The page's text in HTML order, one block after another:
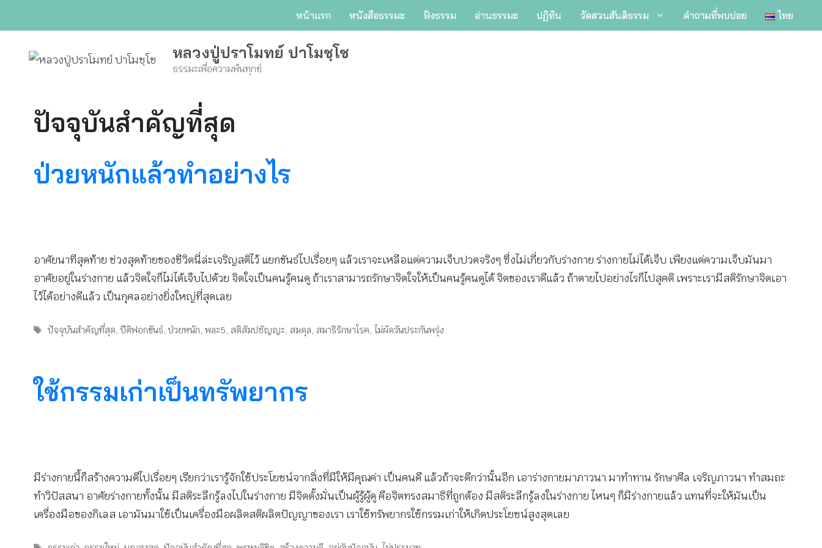
หน้าแรก หนังสือธรรมะ ฟังธรรม อ่านธรรมะ ปฏิทิน วัดสวนสันติธรรม คำถามที่พบบ่อย ไทย
หลวงปู่ปราโมทย์ ปาโมชฺโช
ธรรมะเพื่อความพ้นทุกข์
ปัจจุบันสำคัญที่สุด
ป่วยหนักแล้วทำอย่างไร
อาศัยนาทีสุดท้าย ช่วงสุดท้ายของชีวิตนี่ล่ะเจริญสติไว้ แยกขันธ์ไปเรื่อยๆ แล้วเราจะเหลือแต่ความเจ็บปวดจริงๆ ซึ่งไม่เกี่ยวกับร่างกาย ร่างกายไม่ได้เจ็บ เพียงแต่ความเจ็บมันมา
อาศัยอยู่ในร่างกาย แล้วจิตใจก็ไม่ได้เจ็บไปด้วย จิตใจเป็นคนรู้คนดู ถ้าเราสามารถรักษาจิตใจให้เป็นคนรู้คนดูได้ จิตของเราดีแล้ว ถ้าตายไปอย่างไรก็ไปสุคติ เพราะเรามีสติรักษาจิตเอา
ไว้ได้อย่างดีแล้ว เป็นกุศลอย่างยิ่งใหญ่ที่สุดเลย
Tags
ปัจจุบันสำคัญที่สุด,ปีติฟอกขันธ์,ป่วยหนัก,พละ5, สติสัมปชัญญะ, สมดุล, สมาธิรักษาโรค, ไม่ผัดวันประกันพรุ่ง
ใช้กรรมเก่าเป็นทรัพยากร
มีร่างกายนี้ก็สร้างความดีไปเรื่อยๆ เรียกว่าเรารู้จักใช้ประโยชน์จากสิ่งที่มีให้มีคุณค่า เป็นคนดี แล้วถ้าจะดีกว่านั้นอีก เอาร่างกายมาภาวนา มาทำทาน รักษาศีล เจริญภาวนา ทำสมถะ
ทำวิปัสสนา อาศัยร่างกายทั้งนั้น มีสติระลึกรู้ลงไปในร่างกาย มีจิตตั้งมั่นเป็นผู้รู้ผู้ดู คือจิตทรงสมาธิที่ถูกต้อง มีสติระลึกรู้ลงในร่างกาย ไหนๆ ก็มีร่างกายแล้ว แทนที่จะให้มันเป็น
เครื่องมือของกิเลส เอามันมาใช้เป็นเครื่องมือผลิตสติผลิตปัญญาของเรา เราใช้ทรัพยากรใช้กรรมเก่าให้เกิดประโยชน์สูงสุดเลย